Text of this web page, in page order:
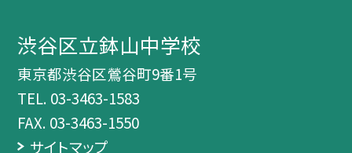
渋谷区立鉢山中学校
東京都渋谷区鶯谷町9番1号
TEL. 03-3463-1583
FAX. 03-3463-1550
サイトマップ